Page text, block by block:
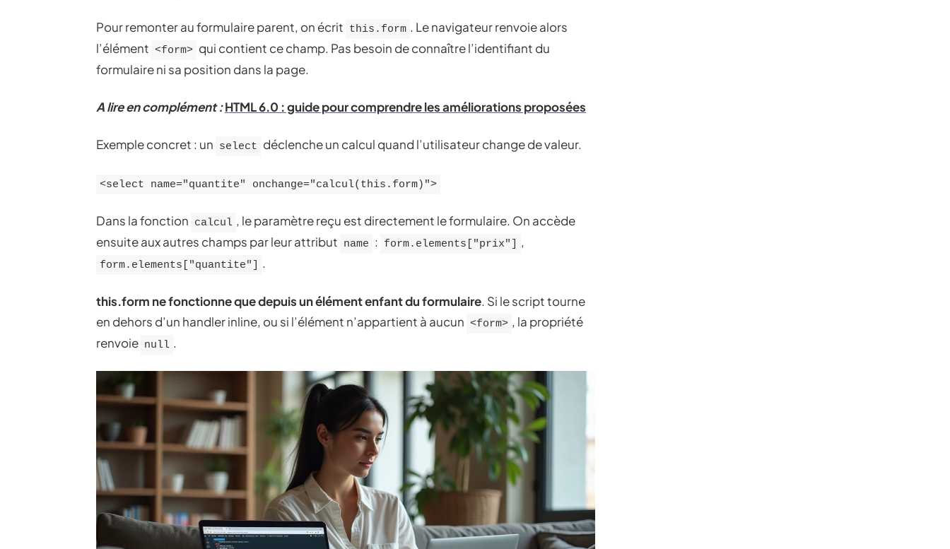
Pour remonter au formulaire parent, on écrit this.form . Le navigateur renvoie alors
l’élément <form> qui contient ce champ. Pas besoin de connaître l’identifiant du
formulaire ni sa position dans la page.
A lire en complément :HTML 6.0 : guide pour comprendre les améliorations proposées
Exemple concret : un select déclenche un calcul quand l’utilisateur change de valeur.
<select name="quantite" onchange="calcul(this.form)">
Dans la fonction calcul , le paramètre reçu est directement le formulaire. On accède
ensuite aux autres champs par leur attribut name : form.elements["prix"] ,
form.elements["quantite"] .
this.form ne fonctionne que depuis un élément enfant du formulaire. Si le script tourne
en dehors d’un handler inline, ou si l’élément n’appartient à aucun <form> , la propriété
renvoie null .